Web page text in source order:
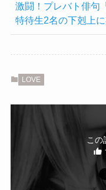
激闘！プレバト俳句
特待生2名の下剋上に
LOVE
この